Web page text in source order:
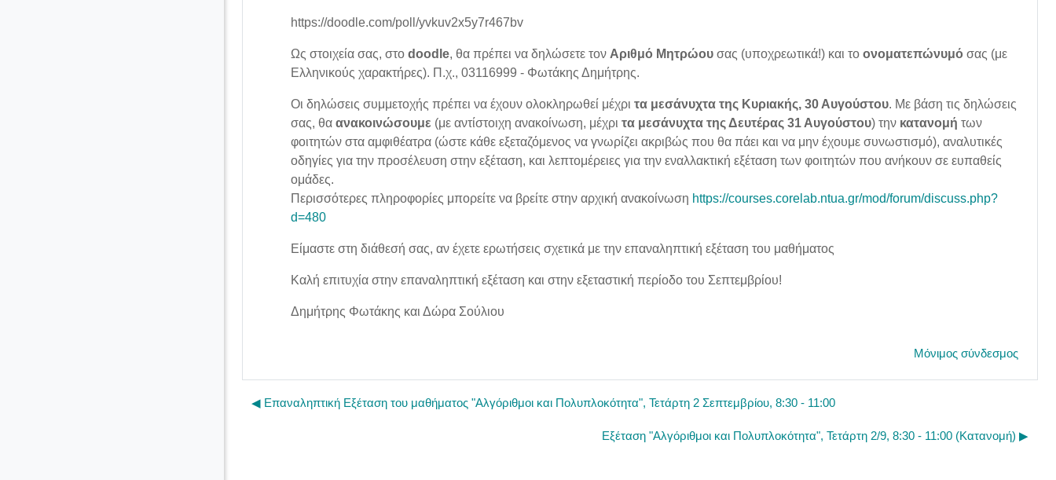
https://doodle.com/poll/yvkuv2x5y7r467bv
Ως στοιχεία σας, στο doodle, θα πρέπει να δηλώσετε τον Αριθμό Μητρώου σας (υποχρεωτικά!) και το ονοματεπώνυμό σας (με
Ελληνικούς χαρακτήρες). Π.χ., 03116999 - Φωτάκης Δημήτρης.
Οι δηλώσεις συμμετοχής πρέπει να έχουν ολοκληρωθεί μέχρι τα μεσάνυχτα της Κυριακής, 30 Αυγούστου. Με βάση τις δηλώσεις
σας, θα ανακοινώσουμε (με αντίστοιχη ανακοίνωση, μέχρι τα μεσάνυχτα της Δευτέρας 31 Αυγούστου) την κατανομή των
φοιτητών στα αμφιθέατρα (ώστε κάθε εξεταζόμενος να γνωρίζει ακριβώς που θα πάει και να μην έχουμε συνωστισμό), αναλυτικές
οδηγίες για την προσέλευση στην εξέταση, και λεπτομέρειες για την εναλλακτική εξέταση των φοιτητών που ανήκουν σε ευπαθείς
ομάδες.
Περισσότερες πληροφορίες μπορείτε να βρείτε στην αρχική ανακοίνωση https://courses.corelab.ntua.gr/mod/forum/discuss.php?
d=480
Είμαστε στη διάθεσή σας, αν έχετε ερωτήσεις σχετικά με την επαναληπτική εξέταση του μαθήματος
Καλή επιτυχία στην επαναληπτική εξέταση και στην εξεταστική περίοδο του Σεπτεμβρίου!
Δημήτρης Φωτάκης και Δώρα Σούλιου
Μόνιμος σύνδεσμος
◀︎ Επαναληπτική Εξέταση του μαθήματος "Αλγόριθμοι και Πολυπλοκότητα", Τετάρτη 2 Σεπτεμβρίου, 8:30 - 11:00
Εξέταση "Αλγόριθμοι και Πολυπλοκότητα", Τετάρτη 2/9, 8:30 - 11:00 (Κατανομή) ▶︎